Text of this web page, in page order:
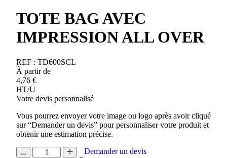
TOTE BAG AVEC
IMPRESSION ALL OVER
REF : TD600SCL
À partir de
4,76 €
HT/U
Votre devis personnalisé
Vous pourrez envoyer votre image ou logo après avoir cliqué
sur “Demander un devis” pour personnaliser votre produit et
obtenir une estimation précise.
quantité
Demander un devis